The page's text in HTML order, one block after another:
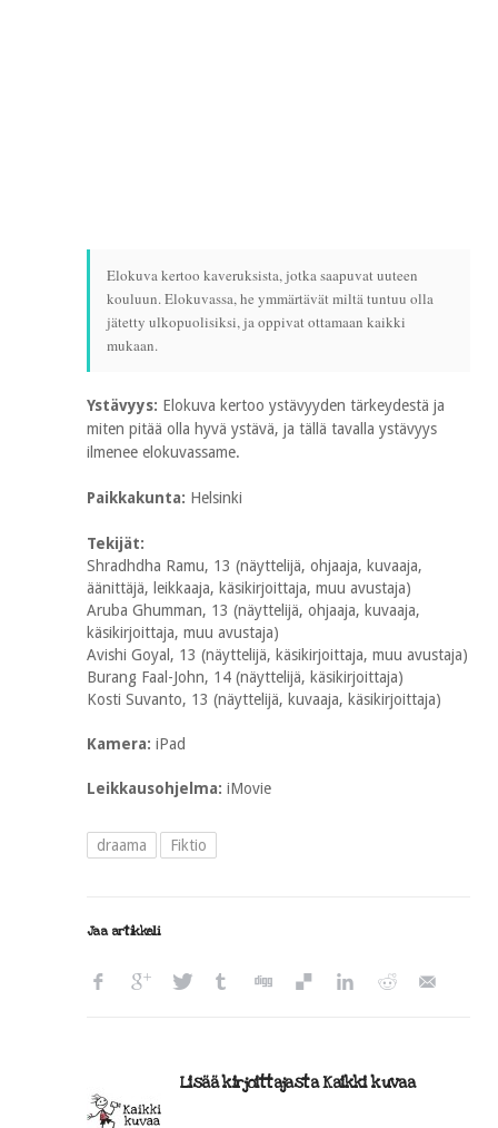
Elokuva kertoo kaveruksista, jotka saapuvat uuteen
kouluun. Elokuvassa, he ymmärtävät miltä tuntuu olla
jätetty ulkopuolisiksi, ja oppivat ottamaan kaikki
mukaan.
Ystävyys: Elokuva kertoo ystävyyden tärkeydestä ja
miten pitää olla hyvä ystävä, ja tällä tavalla ystävyys
ilmenee elokuvassame.
Paikkakunta: Helsinki
Tekijät:
Shradhdha Ramu, 13 (näyttelijä, ohjaaja, kuvaaja,
äänittäjä, leikkaaja, käsikirjoittaja, muu avustaja)
Aruba Ghumman, 13 (näyttelijä, ohjaaja, kuvaaja,
käsikirjoittaja, muu avustaja)
Avishi Goyal, 13 (näyttelijä, käsikirjoittaja, muu avustaja)
Burang Faal-John, 14 (näyttelijä, käsikirjoittaja)
Kosti Suvanto, 13 (näyttelijä, kuvaaja, käsikirjoittaja)
Kamera: iPad
Leikkausohjelma: iMovie
draama Fiktio
Jaa artikkeli
Lisää kirjoittajasta Kaikki kuvaa